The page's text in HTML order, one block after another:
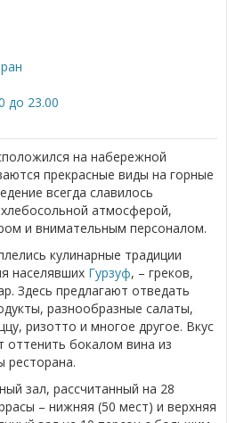
до 23.00
на набережной
прекрасные виды на горные
всегда славилось
атмосферой,
и внимательным персоналом.
кулинарные традиции
населявших Гурзуф, – греков,
Здесь предлагают отведать
разнообразные салаты,
ризотто и многое другое. Вкус
бокалом вина из
ресторана.
зал, рассчитанный на 28
– нижняя (50 мест) и верхняя